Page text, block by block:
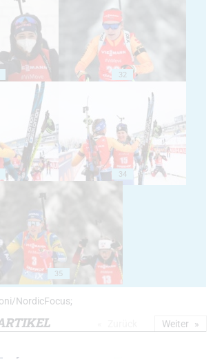
32
34
35
NordicFocus;
Weiter